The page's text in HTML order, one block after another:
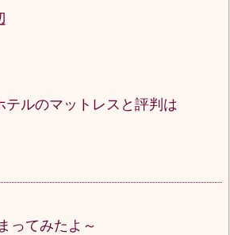
テルのマットレスと評判は
ってみたよ～